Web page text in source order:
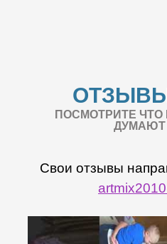
ПОСМОТРИТЕ
ДУМАЮТ
Свои отзывы